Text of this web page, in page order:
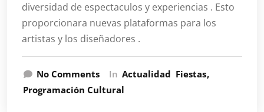
diversidad de espectaculos y experiencias . Esto
proporcionara nuevas plataformas para los
artistas y los diseñadores .
No Comments In Actualidad Fiestas
Programación Cultural